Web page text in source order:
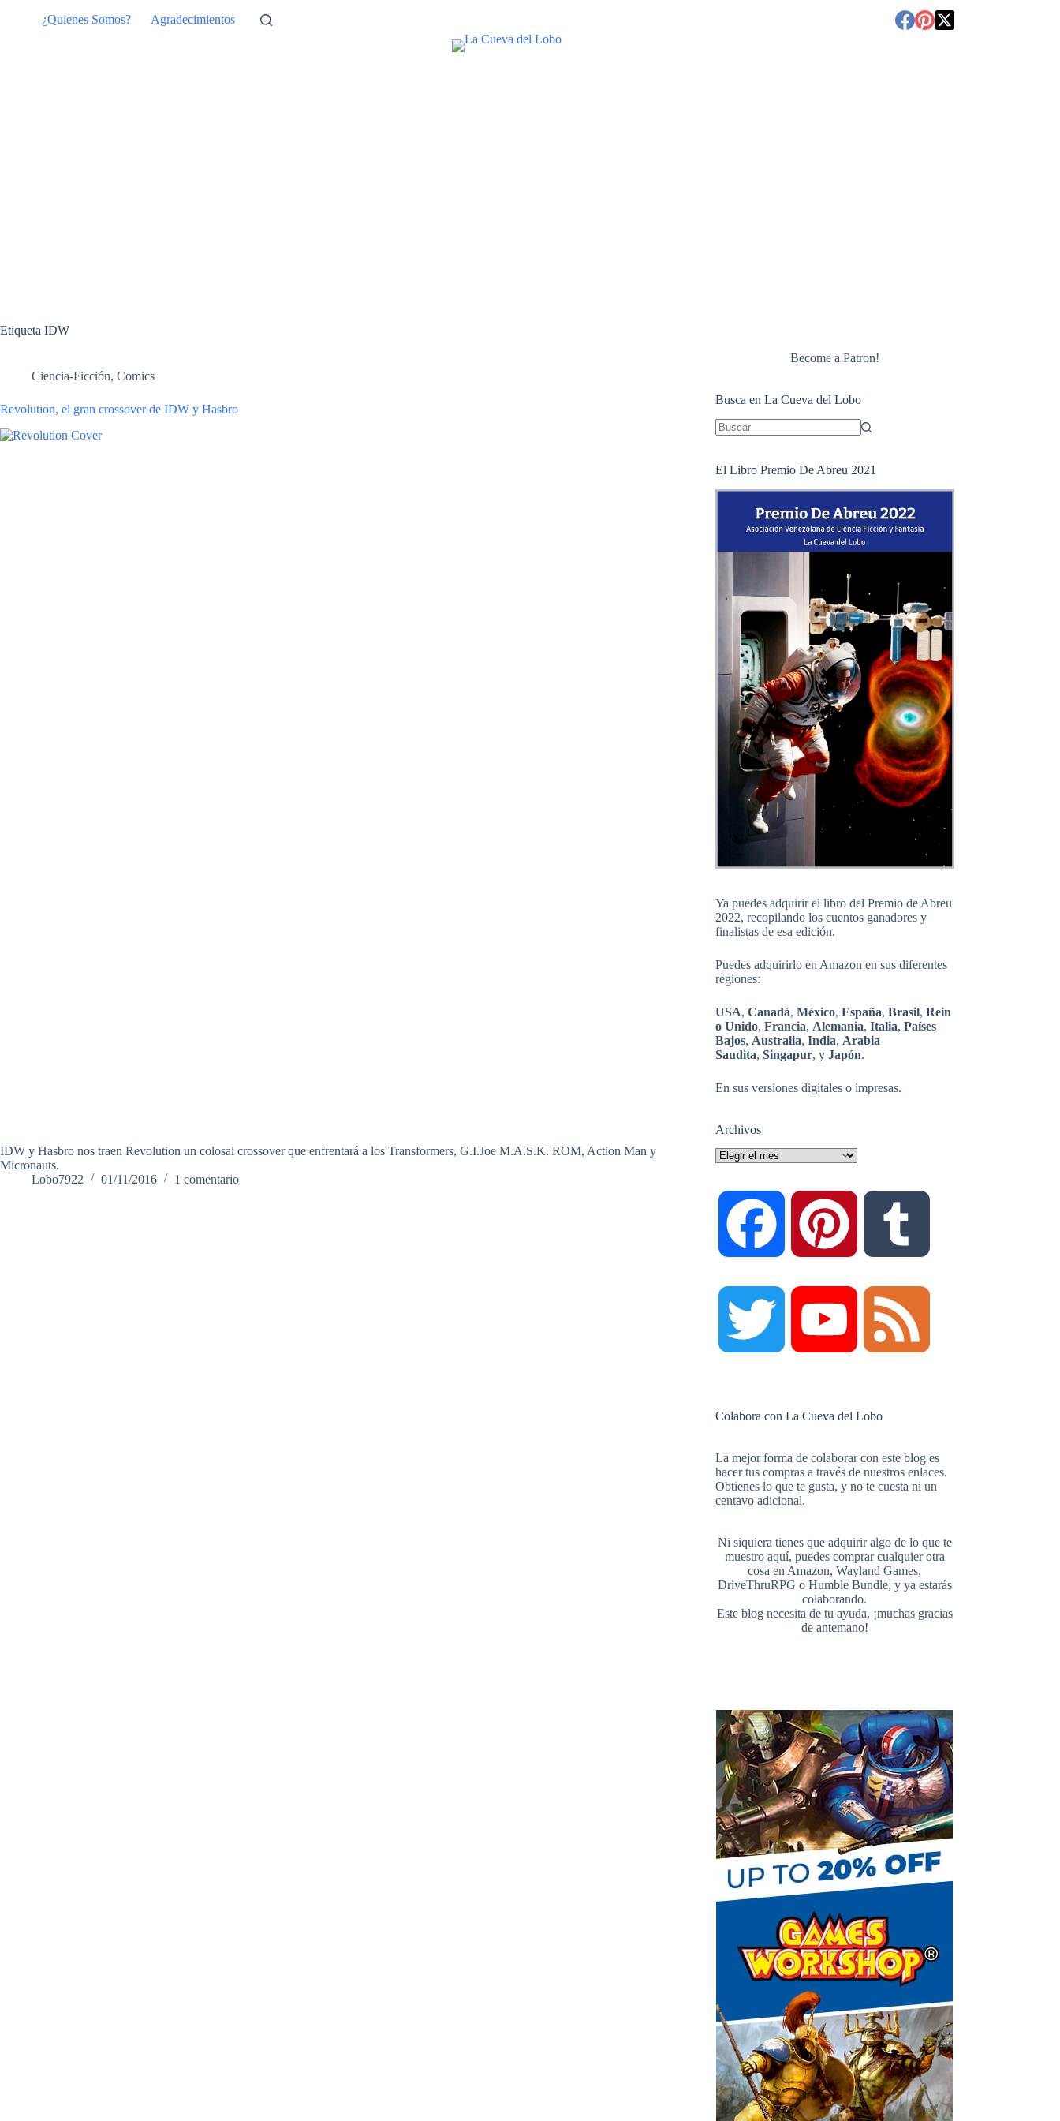
¿Quienes Somos? Agradecimientos
Etiqueta IDW
Ciencia-Ficción, Comics
Revolution, el gran crossover de IDW y Hasbro
IDW y Hasbro nos traen Revolution un colosal crossover que enfrentará a los Transformers, G.I.Joe M.A.S.K. ROM, Action Man y
Micronauts.
Lobo7922
01/11/2016 1 comentario
Become a Patron!
Busca en La Cueva del Lobo
El Libro Premio De Abreu 2021
Ya puedes adquirir el libro del Premio de Abreu
2022, recopilando los cuentos ganadores y
finalistas de esa edición.
Puedes adquirirlo en Amazon en sus diferentes
regiones:
USA,Canadá,México,España,Brasil,Rein
o Unido,Francia, Alemania,Italia,Países
Bajos, Australia,India, Arabia
Saudita,Singapur, yJapón.
En sus versiones digitales o impresas.
Archivos
Archivos
e
b
o
o
t
e
r
e
t
l
r
t
r
u
e
C
h
a
n
n
e
Colabora con La Cueva del Lobo
La mejor forma de colaborar con este blog es
hacer tus compras a través de nuestros enlaces.
Obtienes lo que te gusta, y no te cuesta ni un
centavo adicional.
Ni siquiera tienes que adquirir algo de lo que te
muestro aquí, puedes comprar cualquier otra
cosa en Amazon,Wayland Games,
DriveThruRPG o Humble Bundle, y ya estarás
colaborando.
Este blog necesita de tu ayuda, ¡muchas gracias
de antemano!